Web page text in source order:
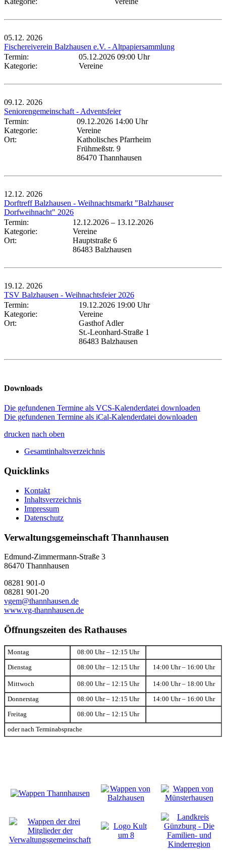
05.12. 2026
Fischereiverein Balzhausen e.V. - Altpapiersammlung
Termin:
05.12.2026 09:00 Uhr
Kategorie:
Vereine
09.12. 2026
Seniorengemeinschaft - Adventsfeier
Termin:
09.12.2026 14:00 Uhr
Kategorie:
Vereine
Ort:
Katholisches Pfarrheim
Frühmeßstr. 9
86470 Thannhausen
12.12. 2026
Dorftreff Balzhausen - Weihnachtsmarkt "Balzhauser
Dorfweihnacht" 2026
Termin:
12.12.2026 – 13.12.2026
Kategorie:
Vereine
Ort:
Hauptstraße 6
86483 Balzhausen
19.12. 2026
TSV Balzhausen - Weihnachtsfeier 2026
Termin:
19.12.2026 19:00 Uhr
Kategorie:
Vereine
Ort:
Gasthof Adler
St.-Leonhard-Straße 1
86483 Balzhausen
Downloads
Die gefundenen Termine als VCS-Kalenderdatei downloaden
Die gefundenen Termine als iCal-Kalenderdatei downloaden
drucken nach oben
Gesamtinhaltsverzeichnis
Quicklinks
Kontakt
Inhaltsverzeichnis
Impressum
Datenschutz
Verwaltungsgemeinschaft Thannhausen
Edmund-Zimmermann-Straße 3
86470 Thannhausen
08281 901-0
08281 901-20
vgem@thannhausen.de
www.vg-thannhausen.de
Öffnungszeiten des Rathauses
Montag 08:00 Uhr – 12:15 Uhr
Dienstag 08:00 Uhr – 12:15 Uhr 14:00 Uhr – 16:00 Uhr
Mittwoch 08:00 Uhr – 12:15 Uhr 14:00 Uhr – 18:00 Uhr
Donnerstag 08:00 Uhr – 12:15 Uhr 14:00 Uhr – 16:00 Uhr
Freitag 08:00 Uhr – 12:15 Uhr
oder nach Terminabsprache